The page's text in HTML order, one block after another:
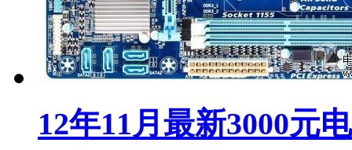
12年11月最新3000元